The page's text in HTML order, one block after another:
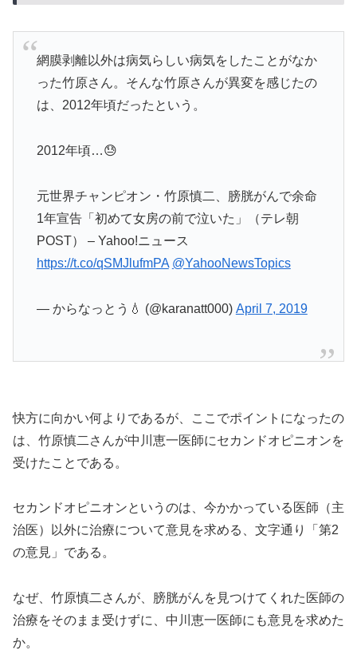
網膜剥離以外は病気らしい病気をしたことがなか
った竹原さん。そんな竹原さんが異変を感じたの
は、2012年頃だったという。
2012年頃…😓
元世界チャンピオン・竹原慎二、膀胱がんで余命
1年宣告「初めて女房の前で泣いた」（テレ朝
POST） – Yahoo!ニュース
https://t.co/qSMJlufmPA @YahooNewsTopics
— からなっとう💧 (@karanatt000) April 7, 2019
快方に向かい何よりであるが、ここでポイントになったの
は、竹原慎二さんが中川恵一医師にセカンドオピニオンを
受けたことである。
セカンドオピニオンというのは、今かかっている医師（主
治医）以外に治療について意見を求める、文字通り「第2
の意見」である。
なぜ、竹原慎二さんが、膀胱がんを見つけてくれた医師の
治療をそのまま受けずに、中川恵一医師にも意見を求めた
か。